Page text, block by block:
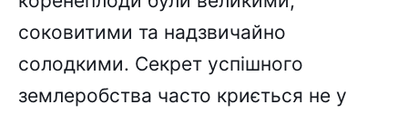
соковитими та надзвичайно
солодкими. Секрет успішного
землеробства часто криється не у